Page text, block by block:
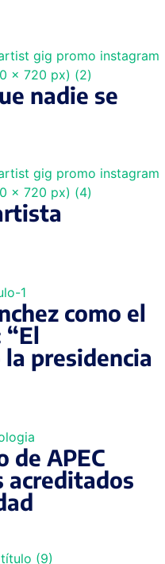
nadie se
como el
presidencia
de APEC
acreditados